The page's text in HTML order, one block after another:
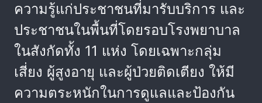
ความรู้แก่ประชาชนที่มารับบริการ และ
ประชาชนในพื้นที่โดยรอบโรงพยาบาล
ในสังกัดทั้ง 11 แห่ง โดยเฉพาะกลุ่ม
เสี่ยง ผู้สูงอายุ และผู้ป่วยติดเตียง ให้มี
ความตระหนักในการดูแลและป้องกัน